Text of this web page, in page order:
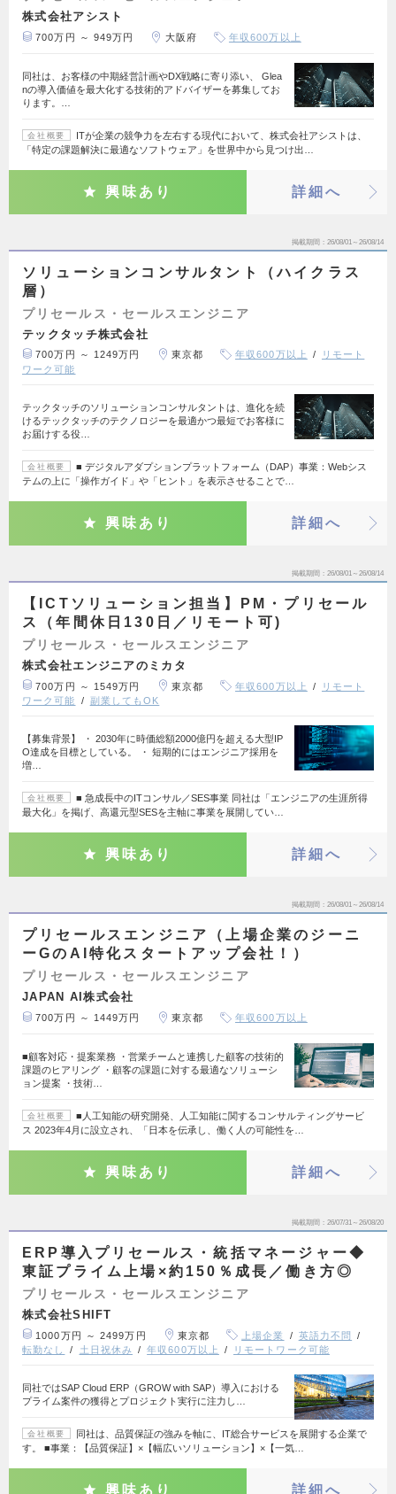
株式会社アシスト
700万円 ～ 949万円 大阪府 年収600万以上
同社は、お客様の中期経営計画やDX戦略に寄り添い、 Glea
nの導入価値を最大化する技術的アドバイザーを募集してお
ります。…
会社概要
ITが企業の競争力を左右する現代において、株式会社アシストは、
「特定の課題解決に最適なソフトウェア」を世界中から見つけ出…
興味あり 詳細へ
掲載期間 26/08/01～26/08/14
ソリューションコンサルタント（ハイクラス
層）
プリセールス・セールスエンジニア
テックタッチ株式会社
700万円 ～ 1249万円 東京都 年収600万以上
リモート
ワーク可能
テックタッチのソリューションコンサルタントは、進化を続
けるテックタッチのテクノロジーを最適かつ最短でお客様に
お届けする役…
会社概要
■ デジタルアダプションプラットフォーム（DAP）事業：Webシス
テムの上に「操作ガイド」や「ヒント」を表示させることで…
興味あり 詳細へ
掲載期間 26/08/01～26/08/14
【ICTソリューション担当】PM・プリセール
ス（年間休日130日／リモート可)
プリセールス・セールスエンジニア
株式会社エンジニアのミカタ
700万円 ～ 1549万円 東京都 年収600万以上
リモート
ワーク可能
副業してもOK
【募集背景】 ・ 2030年に時価総額2000億円を超える大型IP
O達成を目標としている。 ・ 短期的にはエンジニア採用を
増…
会社概要
■ 急成長中のITコンサル／SES事業 同社は「エンジニアの生涯所得
最大化」を掲げ、高還元型SESを主軸に事業を展開してい…
興味あり 詳細へ
掲載期間 26/08/01～26/08/14
プリセールスエンジニア（上場企業のジーニ
ーGのAI特化スタートアップ会社！）
プリセールス・セールスエンジニア
JAPAN AI株式会社
700万円 ～ 1449万円 東京都 年収600万以上
■顧客対応・提案業務 ・営業チームと連携した顧客の技術的
課題のヒアリング ・顧客の課題に対する最適なソリューシ
ョン提案 ・技術…
会社概要
■人工知能の研究開発、人工知能に関するコンサルティングサービ
ス 2023年4月に設立され、「日本を伝承し、働く人の可能性を…
興味あり 詳細へ
掲載期間 26/07/31～26/08/20
ERP導入プリセールス・統括マネージャー◆
東証プライム上場×約150％成長／働き方◎
プリセールス・セールスエンジニア
株式会社SHIFT
1000万円 ～ 2499万円 東京都 上場企業
英語力不問
転勤なし
土日祝休み 年収600万以上 リモートワーク可能
同社ではSAP Cloud ERP（GROW with SAP）導入における
プライム案件の獲得とプロジェクト実行に注力し…
会社概要
同社は、品質保証の強みを軸に、IT総合サービスを展開する企業で
す。 ■事業：【品質保証】×【幅広いソリューション】×【一気…
興味あり 詳細へ